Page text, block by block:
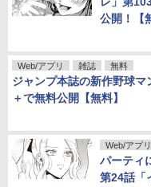
公開！【
Web/アプリ 雑誌 無料
ジャンプ本誌の新作野球
＋で無料公開【無料】
Web/アプリ
パーティ
第24話「